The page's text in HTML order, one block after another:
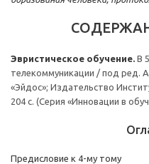
Эвристическое обучение. В
телекоммуникации / под ред.
«Эйдос»; Издательство
204 с. (Серия «Инновации в
Предисловие к 4-му тому